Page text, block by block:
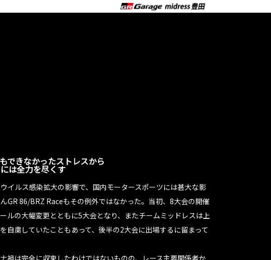
できなかったストレスから
は全力を尽くす
イルス感染拡大の影響で、国内モータースポーツには甚大な影
GR 86/BRZ Raceもその例外ではなかった。当初、8大会の開催
ルの大幅変更とともに5大会となり、またチームミッドレスは上
自粛していたこともあって、後半の2大会に出場するに留まって
禍は完全に収束したわけではないものの、レース主要関係者か